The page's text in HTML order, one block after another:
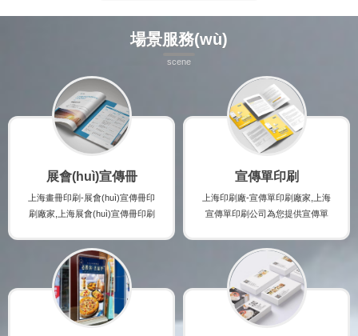
場景服務(wù)
scene
展會(huì)宣傳冊
上海畫冊印刷-展會(huì)宣傳冊印
刷廠家,上海展會(huì)宣傳冊印刷
展會(huì)宣傳冊印刷規(guī)格及
展會(huì)宣傳冊印刷報(bào)價(ji
à),讓您實(shí)時(shí)了解展會(hu
ì)宣傳冊印刷廠家的最新規(guī)格
及報(bào)價(jià),并提供展會(huì)
宣傳單印刷
上海印刷廠-宣傳單印刷廠家,上海
宣傳單印刷公司為您提供宣傳單
o)價(jià),讓您實(shí)時(shí)了解
宣傳單印刷廠家的最新規(guī)格
及報(bào)價(jià),并提供宣傳單印
刷時(shí)的注意事項(xiàng),印刷
出讓您滿意的高檔宣傳單印刷產